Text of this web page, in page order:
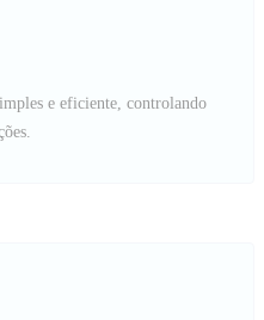
e eficiente, controlando